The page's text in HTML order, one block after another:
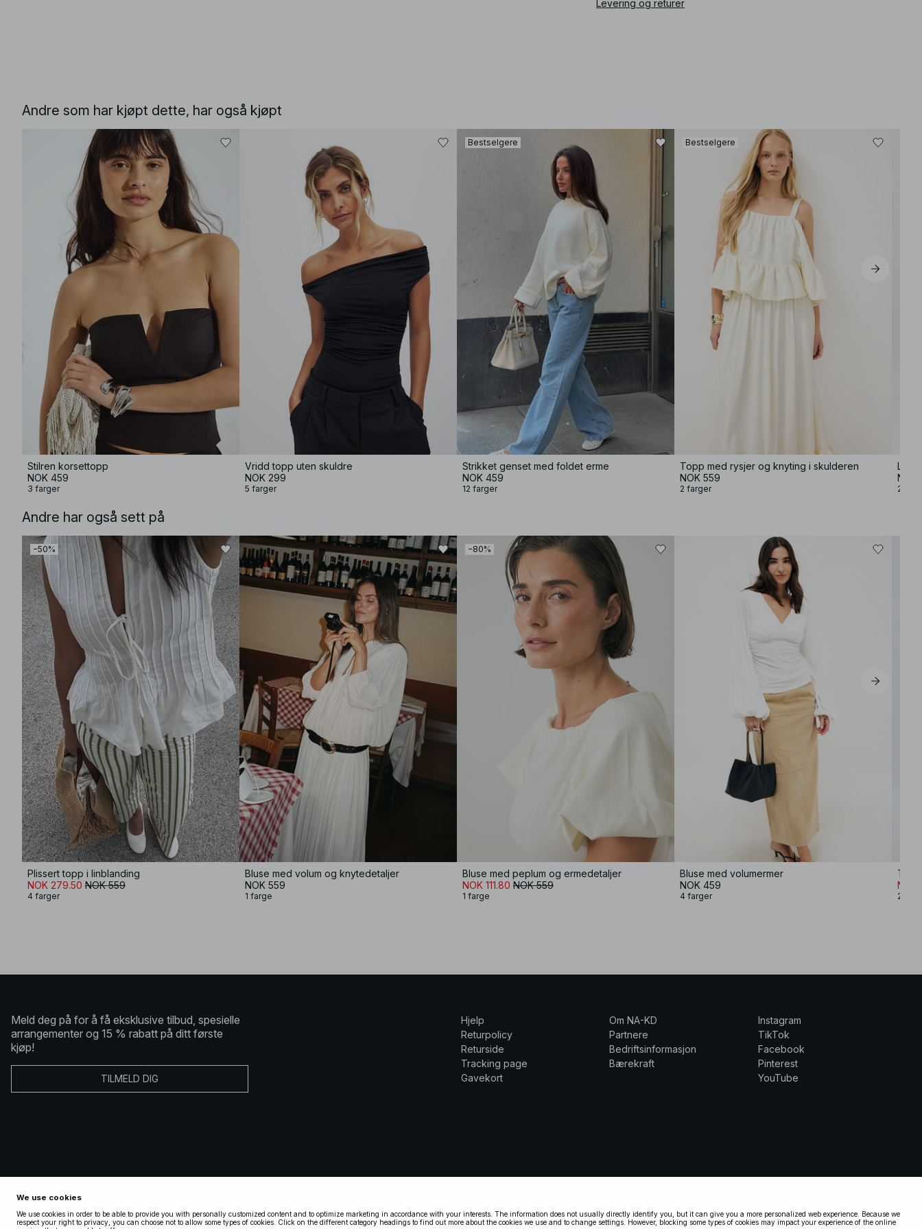
Levering og returer
Andre som har kjøpt dette, har også kjøpt
Stilren korsettopp
NOK 459
3 farger
Vridd topp uten skuldre
NOK 299
5 farger
Bestselgere
Strikket genset med foldet erme
NOK 459
12 farger
Bestselgere
Topp med rysjer og knyting i skulderen
NOK 559
2 farger
Lace
NOK
2
Andre har også sett på
−50%
Plissert topp i linblanding
NOK 279.50 NOK 559
4 farger
Bluse med volum og knytedetaljer
NOK 559
1 farge
−80%
Bluse med peplum og ermedetaljer
NOK 111.80 NOK 559
1 farge
Bluse med volumermer
NOK 459
4 farger
NOK
2
Meld deg på for å få eksklusive tilbud, spesielle
arrangementer og 15 % rabatt på ditt første
kjøp!
TILMELD DIG
Hjelp
Returpolicy
Returside
Tracking page
Gavekort
Om NA-KD
Partnere
Bedriftsinformasjon
Bærekraft
Instagram
TikTok
Facebook
Pinterest
YouTube